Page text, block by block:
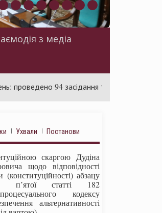
з медіа
94 засідання та ухвалено 85 актів
Ухвали Постанови
скаргою Дудіна
щодо відповідності
(конституційності) абзацу
п’ятої статті 182
кодексу
альтернативності